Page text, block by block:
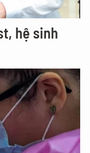
hệ sinh